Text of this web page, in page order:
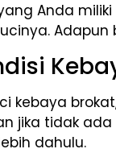
Anda
kebaya
jika tidak
dahulu.